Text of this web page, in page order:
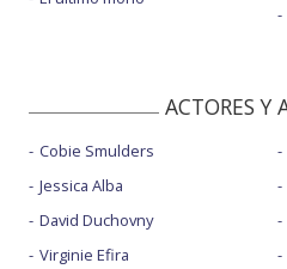
ACTORES Y
Cobie Smulders
Jessica Alba
David Duchovny
Virginie Efira